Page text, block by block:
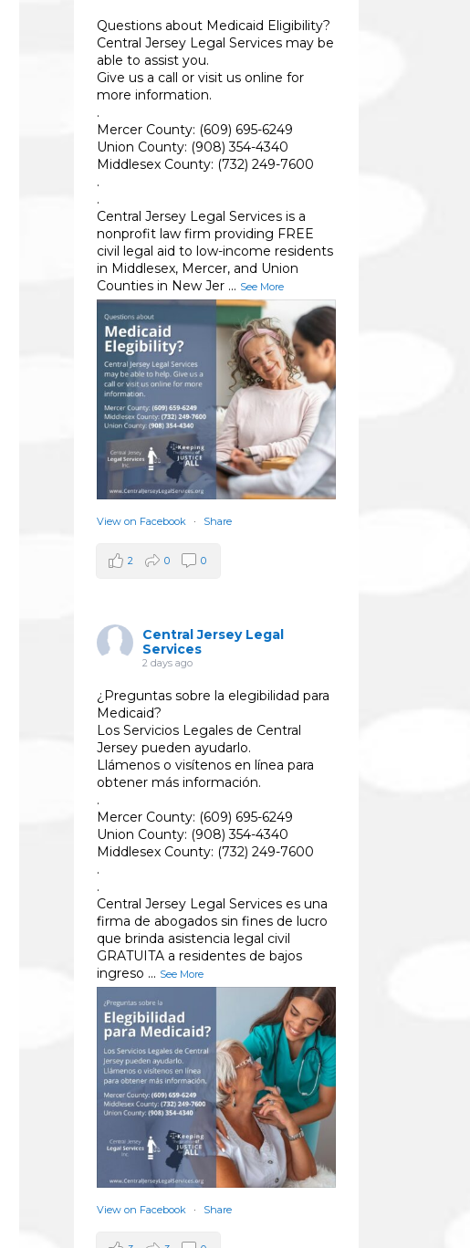
Questions about Medicaid Eligibility?
Central Jersey Legal Services may be
able to assist you.
Give us a call or visit us online for
more information.
.
Mercer County: (609) 695-6249
Union County: (908) 354-4340
Middlesex County: (732) 249-7600
.
.
Central Jersey Legal Services is a
nonprofit law firm providing FREE
civil legal aid to low-income residents
in Middlesex, Mercer, and Union
Counties in New Jer ... See More
View on Facebook · Share
2 0 0
Central Jersey Legal
Services
2 days ago
¿Preguntas sobre la elegibilidad para
Medicaid?
Los Servicios Legales de Central
Jersey pueden ayudarlo.
Llámenos o visítenos en línea para
obtener más información.
.
Mercer County: (609) 695-6249
Union County: (908) 354-4340
Middlesex County: (732) 249-7600
.
.
Central Jersey Legal Services es una
firma de abogados sin fines de lucro
que brinda asistencia legal civil
GRATUITA a residentes de bajos
ingreso ... See More
View on Facebook · Share